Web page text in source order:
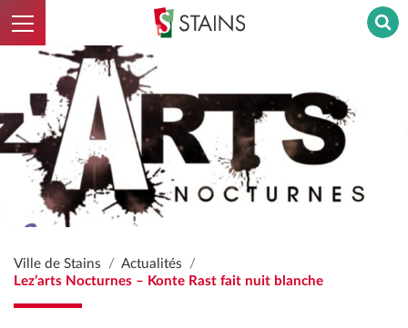
Ouvrir le menu Stains - Retour à l'accueil
Ville de Stains
Actualités
Lez’arts Nocturnes – Konte Rast fait nuit blanche